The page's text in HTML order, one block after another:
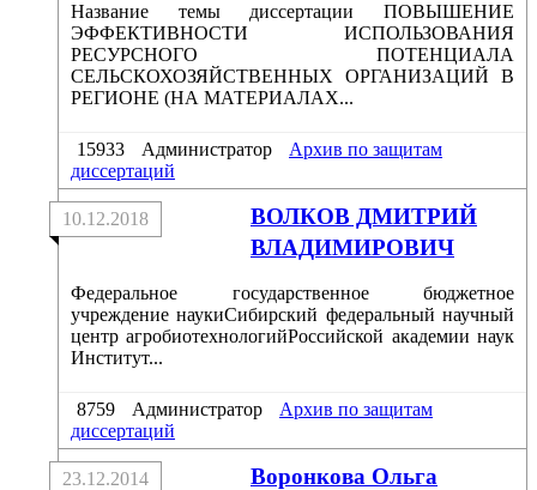
Название темы диссертации ПОВЫШЕНИЕ
ЭФФЕКТИВНОСТИ ИСПОЛЬЗОВАНИЯ
РЕСУРСНОГО ПОТЕНЦИАЛА
СЕЛЬСКОХОЗЯЙСТВЕННЫХ ОРГАНИЗАЦИЙ В
РЕГИОНЕ (НА МАТЕРИАЛАХ...
15933 Администратор
Архив по защитам
диссертаций
ВОЛКОВ ДМИТРИЙ
ВЛАДИМИРОВИЧ
10.12.2018
Федеральное государственное бюджетное
учреждение наукиСибирский федеральный научный
центр агробиотехнологийРоссийской академии наук
Институт...
8759 Администратор
Архив по защитам
диссертаций
Воронкова Ольга
23.12.2014